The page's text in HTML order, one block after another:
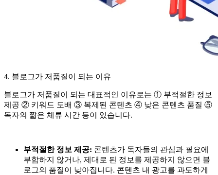
4. 블로그가 저품질이 되는 이유
블로그가 저품질이 되는 대표적인 이유로는 ① 부적절한 정보
제공 ② 키워드 도배 ③ 복제된 콘텐츠 ④ 낮은 콘텐츠 품질 ⑤
독자의 짧은 체류 시간 등이 있습니다.
부적절한 정보 제공: 콘텐츠가 독자들의 관심과 필요에
부합하지 않거나, 제대로 된 정보를 제공하지 않으면 블
로그의 품질이 낮아집니다. 콘텐츠 내 광고를 과도하게